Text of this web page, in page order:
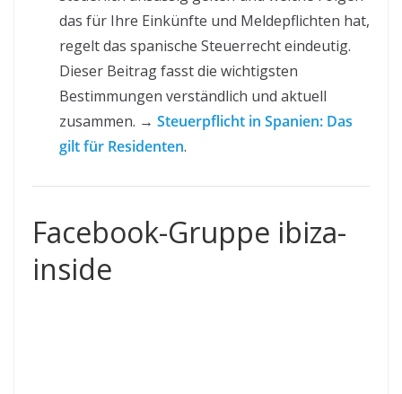
das für Ihre Einkünfte und Meldepflichten hat,
regelt das spanische Steuerrecht eindeutig.
Dieser Beitrag fasst die wichtigsten
Bestimmungen verständlich und aktuell
zusammen. → Steuerpflicht in Spanien: Das
gilt für Residenten.
Facebook-Gruppe ibiza-
inside